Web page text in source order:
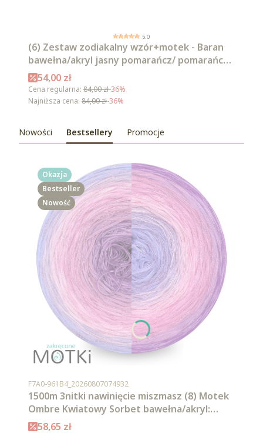
5.0
(6) Zestaw zodiakalny wzór+motek - Baran
bawełna/akryl jasny pomarańcz/ pomarańcz/
intensywna czerwień/ czerwień/ burgund/
malaga
Cena promocyjna
54,00 zł
Cena regularna: 84,00 zł-36%
Najniższa cena: 84,00 zł-36%
Nowości Bestsellery Promocje
Okazja
Bestseller
Nowość
Kod produktu
F7A0-961B4_20260807074932
1500m 3nitki nawinięcie miszmasz (8) Motek
Ombre Kwiatowy Sorbet bawełna/akryl:
krokus/ jasny fiolet/ jasny róż/ landrynkowy
Cena promocyjna
58,65 zł